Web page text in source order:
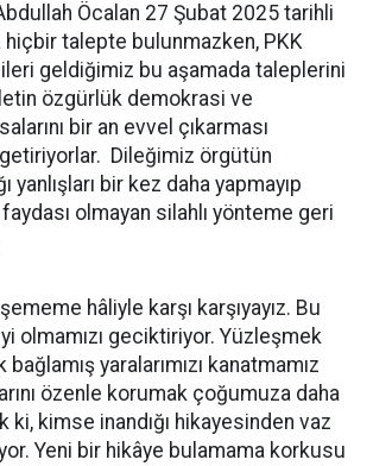
Öcalan 27 Şubat 2025 tarihli
hiçbir talepte bulunmazken, PKK
geldiğimiz bu aşamada taleplerini
özgürlük demokrasi ve
bir an evvel çıkarması
Dileğimiz örgütün
yanlışları bir kez daha yapmayıp
olmayan silahlı yönteme geri
hâliyle karşı karşıyayız. Bu
olmamızı geciktiriyor. Yüzleşmek
yaralarımızı kanatmamız
özenle korumak çoğumuza daha
ki, kimse inandığı hikayesinden vaz
Yeni bir hikâye bulamama korkusu